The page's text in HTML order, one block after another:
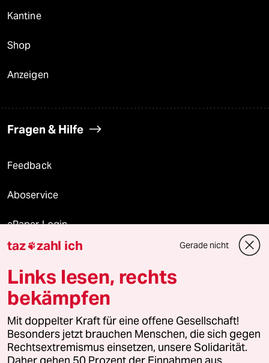
Kantine
Shop
Anzeigen
Fragen & Hilfe
Feedback
Aboservice
ePaper Login
Downloads für Abonnierende
© 2026 taz Verlags und Vertriebs GmbH
Alle Rechte vorbehalten. Bei rechtlichen Fragen oder für Genehmigungen
wenden Sie sich bitte an
lizenzen@taz.de
taz zahl ich Gerade nicht
Links lesen, rechts
bekämpfen
Mit doppelter Kraft für eine offene Gesellschaft!
Besonders jetzt brauchen Menschen, die sich gegen
Rechtsextremismus einsetzen, unsere Solidarität.